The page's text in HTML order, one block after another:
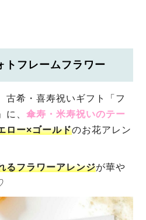
トフレームフラワー
古希・喜寿祝いギフト「フ
に、傘寿・米寿祝いのテー
ロー×ゴールドのお花アレン
るフラワーアレンジが華や